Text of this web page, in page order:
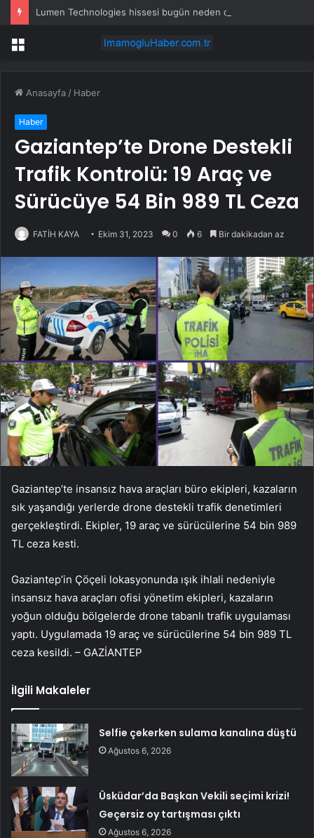
Lumen Technologies hissesi bugün neden düşüyor?
Menü
Anasayfa / Haber
Haber
Gaziantep’te Drone Destekli
Trafik Kontrolü: 19 Araç ve
Sürücüye 54 Bin 989 TL Ceza
FATİH KAYA Ekim 31, 2023 0 6 Bir dakikadan az
Gaziantep’te insansız hava araçları büro ekipleri, kazaların
sık yaşandığı yerlerde drone destekli trafik denetimleri
gerçekleştirdi. Ekipler, 19 araç ve sürücülerine 54 bin 989
TL ceza kesti.
Gaziantep’in Çöçeli lokasyonunda ışık ihlali nedeniyle
insansız hava araçları ofisi yönetim ekipleri, kazaların
yoğun olduğu bölgelerde drone tabanlı trafik uygulaması
yaptı. Uygulamada 19 araç ve sürücülerine 54 bin 989 TL
ceza kesildi. – GAZİANTEP
İlgili Makaleler
Selfie çekerken sulama kanalına düştü
Ağustos 6, 2026
Üsküdar’da Başkan Vekili seçimi krizi!
Geçersiz oy tartışması çıktı
Ağustos 6, 2026